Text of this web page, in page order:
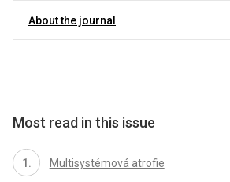
About the journal
Most read in this issue
Multisystémová atrofie